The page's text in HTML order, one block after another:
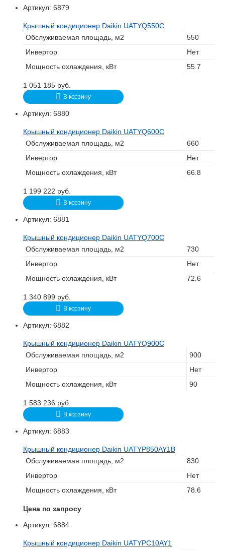
Артикул: 6879
Крышный кондиционер Daikin UATYQ550C
Обслуживаемая площадь, м2
550
Инвертор
Нет
Мощность охлаждения, кВт
55.7
1 051 185 руб.
В корзину
Артикул: 6880
Крышный кондиционер Daikin UATYQ600C
Обслуживаемая площадь, м2
660
Инвертор
Нет
Мощность охлаждения, кВт
66.8
1 199 222 руб.
В корзину
Артикул: 6881
Крышный кондиционер Daikin UATYQ700C
Обслуживаемая площадь, м2
730
Инвертор
Нет
Мощность охлаждения, кВт
72.6
1 340 899 руб.
В корзину
Артикул: 6882
Крышный кондиционер Daikin UATYQ900C
Обслуживаемая площадь, м2
900
Инвертор
Нет
Мощность охлаждения, кВт
90
1 583 236 руб.
В корзину
Артикул: 6883
Крышный кондиционер Daikin UATYP850AY1B
Обслуживаемая площадь, м2
830
Инвертор
Нет
Мощность охлаждения, кВт
78.6
Цена по запросу
Артикул: 6884
Крышный кондиционер Daikin UATYPC10AY1